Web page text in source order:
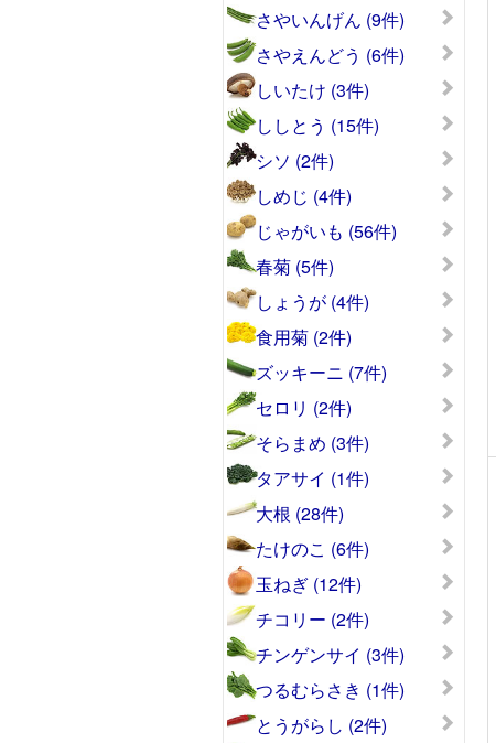
さやいんげん (9件)
さやえんどう (6件)
しいたけ (3件)
ししとう (15件)
シソ (2件)
しめじ (4件)
じゃがいも (56件)
春菊 (5件)
しょうが (4件)
食用菊 (2件)
ズッキーニ (7件)
セロリ (2件)
そらまめ (3件)
タアサイ (1件)
大根 (28件)
たけのこ (6件)
玉ねぎ (12件)
チコリー (2件)
チンゲンサイ (3件)
つるむらさき (1件)
とうがらし (2件)